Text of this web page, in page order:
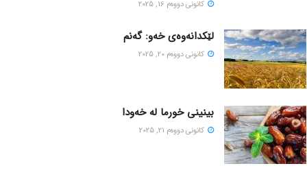
كانونی دووه‌م 16, 2025
لێکدانەوەی خەو: گەنم
كانونی دووه‌م 20, 2025
بینینی خورما لە خەودا
كانونی دووه‌م 21, 2025